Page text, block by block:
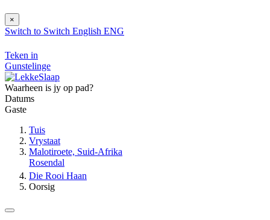
×
Switch to Switch English ENG
Teken in
Gunstelinge
Waarheen is jy op pad?
Datums
Gaste
Tuis
Vrystaat
Malotiroete, Suid-Afrika
Rosendal
Die Rooi Haan
Oorsig